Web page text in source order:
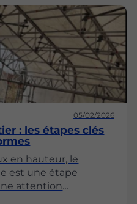
05/02/2026
: les étapes clés
en hauteur, le
est une étape
attention